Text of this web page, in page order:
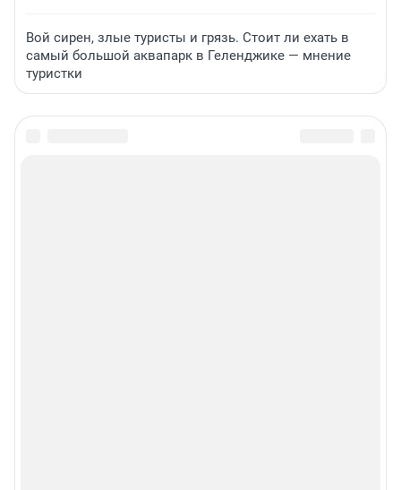
Вой сирен, злые туристы и грязь. Стоит ли ехать в
самый большой аквапарк в Геленджике — мнение
туристки